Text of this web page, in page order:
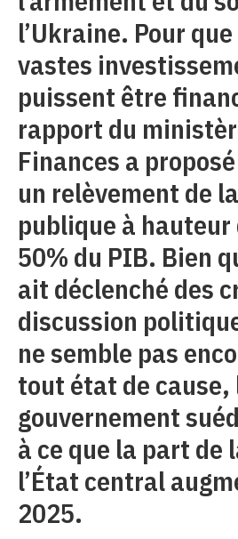
l’Ukraine. Pour que
vastes
puissent être
rapport du
Finances a
un relèvement de
publique à hauteur
50% du PIB. Bien
ait déclenché des
discussion
ne semble pas
tout état de cause,
gouvernement
à ce que la part de
l’État central
2025.